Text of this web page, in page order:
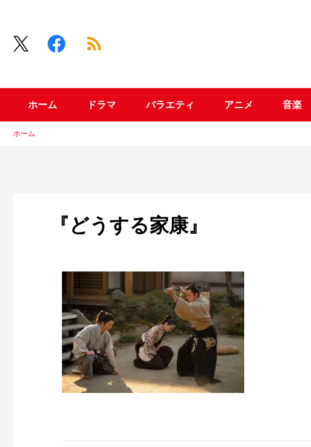
ホーム ドラマ バラエティ アニメ 音楽
ホーム
『どうする家康』